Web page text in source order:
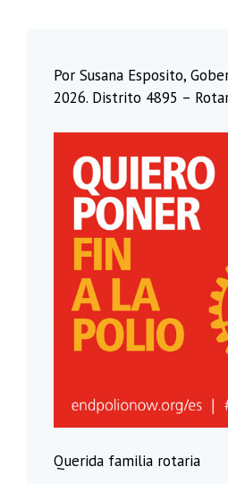
Por Susana Esposito,
2026. Distrito 4895 –
Querida familia rotaria